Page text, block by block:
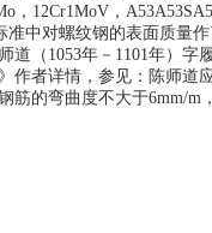
12Cr1MoV，
中对螺纹钢的表面质
（1053年－1101年）
者详情，参见：陈师
的弯曲度不大于6mm/